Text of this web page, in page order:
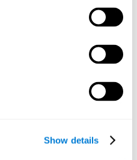
Show details
gedurende een korte
woorden enz. Een
is belangrijk om in
in het